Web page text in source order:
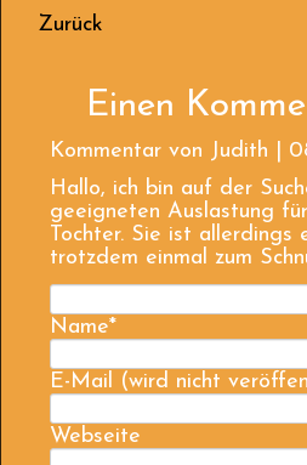
Zurück
Einen
Kommentar von Judith |
Hallo, ich bin auf der
geeigneten Auslastung
Tochter. Sie ist
trotzdem einmal zum
Name*
E-Mail (wird nicht
Webseite